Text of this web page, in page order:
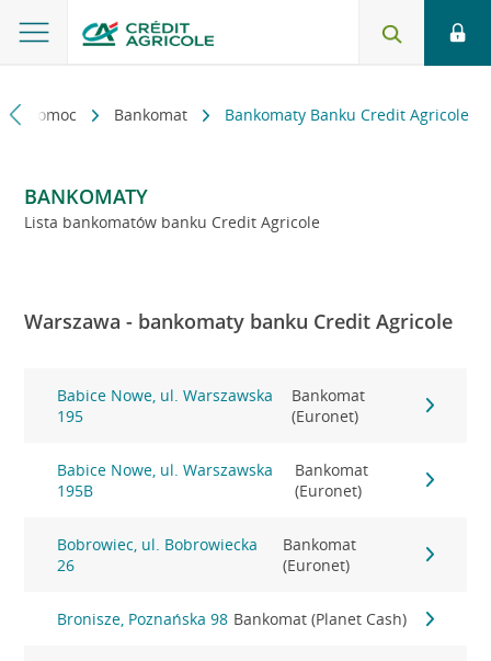
i pomoc Bankomat Bankomaty Banku Credit Agricole
BANKOMATY
Lista bankomatów banku Credit Agricole
Warszawa - bankomaty banku Credit Agricole
Babice Nowe, ul. Warszawska
195
Bankomat
(Euronet)
Babice Nowe, ul. Warszawska
195B
Bankomat
(Euronet)
Bobrowiec, ul. Bobrowiecka
26
Bankomat
(Euronet)
Bronisze, Poznańska 98 Bankomat (Planet Cash)